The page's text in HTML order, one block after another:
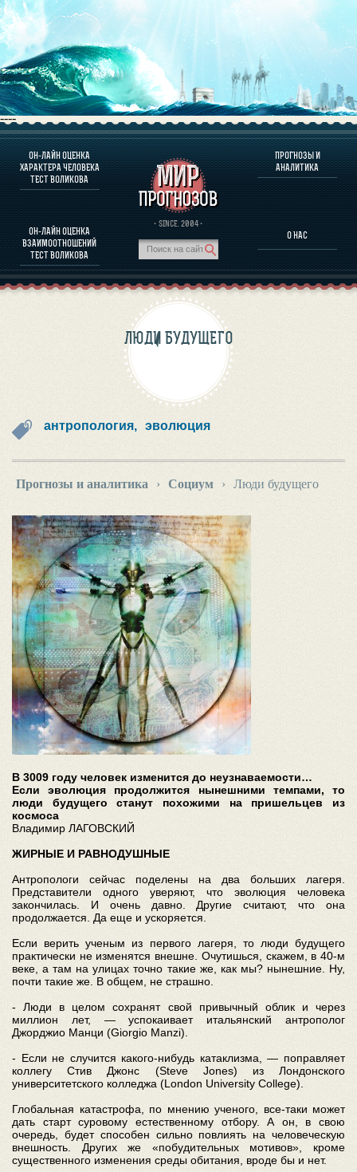
----
ОН-ЛАЙН ОЦЕНКА
ХАРАКТЕРА ЧЕЛОВЕКА
ТЕСТ ВОЛИКОВА
ОН-ЛАЙН ОЦЕНКА
ВЗАИМООТНОШЕНИЙ
ТЕСТ ВОЛИКОВА
· SINCE. 2004 ·
ПРОГНОЗЫ И
АНАЛИТИКА
О НАС
О ПРОГРАММЕ
ОЦЕНКА ХАРАКТЕРA ЧЕЛОВЕКА
ОЦЕНКА ХАРАКТЕРА ВЫДАЮЩИХСЯ ЛИЧНОСТЕЙ
О ПРОГРАММЕ
ПРОГНОЗЫ И АНАЛИТИКА
ЛЮДИ БУДУЩЕГО
антропология, эволюция
Прогнозы и аналитика › Социум › Люди будущего
В 3009 году человек изменится до неузнаваемости…
Если эволюция продолжится нынешними темпами, то
люди будущего станут похожими на пришельцев из
космоса
Владимир ЛАГОВСКИЙ
ЖИРНЫЕ И РАВНОДУШНЫЕ
Антропологи сейчас поделены на два больших лагеря.
Представители одного уверяют, что эволюция человека
закончилась. И очень давно. Другие считают, что она
продолжается. Да еще и ускоряется.
Если верить ученым из первого лагеря, то люди будущего
практически не изменятся внешне. Очутишься, скажем, в 40-м
веке, а там на улицах точно такие же, как мы? нынешние. Ну,
почти такие же. В общем, не страшно.
- Люди в целом сохранят свой привычный облик и через
миллион лет, — успокаивает итальянский антрополог
Джорджио Манци (Giorgio Manzi).
- Если не случится какого-нибудь катаклизма, — поправляет
коллегу Стив Джонс (Steve Jones) из Лондонского
университетского колледжа (London University College).
Глобальная катастрофа, по мнению ученого, все-таки может
дать старт суровому естественному отбору. А он, в свою
очередь, будет способен сильно повлиять на человеческую
внешность. Других же «побудительных мотивов», кроме
существенного изменения среды обитания, вроде бы и нет.